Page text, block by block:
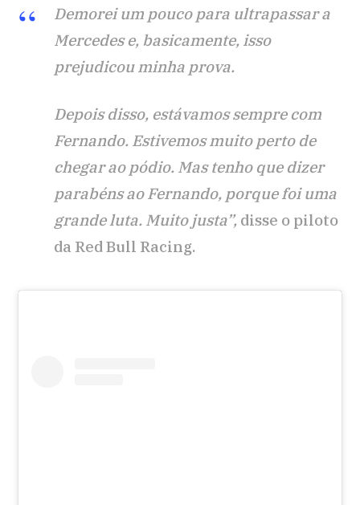
Demorei um pouco para ultrapassar a
Mercedes e, basicamente, isso
prejudicou minha prova.
Depois disso, estávamos sempre com
Fernando. Estivemos muito perto de
chegar ao pódio. Mas tenho que dizer
parabéns ao Fernando, porque foi uma
grande luta. Muito justa”, disse o piloto
da Red Bull Racing.